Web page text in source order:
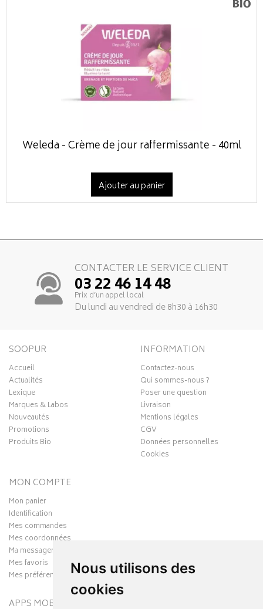
Nous utilisons des
cookies
Weleda - Crème de jour raffermissante - 40ml
Ajouter au panier
CONTACTER LE SERVICE CLIENT
03 22 46 14 48
Prix d’un appel local
Du lundi au vendredi de 8h30 à 16h30
SOOPUR
Accueil
Actualités
Lexique
Marques & Labos
Nouveautés
Promotions
Produits Bio
INFORMATION
Contactez-nous
Qui sommes-nous ?
Poser une question
Livraison
Mentions légales
CGV
Données personnelles
Cookies
MON COMPTE
Mon panier
Identification
Mes commandes
Mes coordonnées
Ma messagerie
Mes favoris
Mes préférences Cookies
APPS MOBILES